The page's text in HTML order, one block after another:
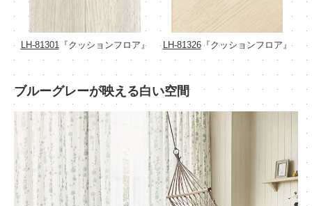
LH-81301 『クッションフロア』 LH-81326『クッションフロア』
ブルーグレーが映える白い空間